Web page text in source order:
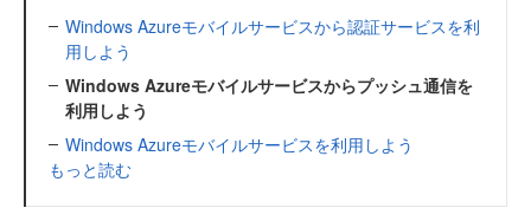
Windows Azureモバイルサービスから認証サービスを利
用しよう
Windows Azureモバイルサービスからプッシュ通信を
利用しよう
Windows Azureモバイルサービスを利用しよう
もっと読む